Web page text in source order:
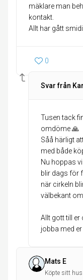
mäklare man
kontakt.
Allt har gått
0
Svar från
Tusen tack
omdöme 🙏
Såå härligt
med både
Nu hoppas
blir dags för
när cirkeln
välbekant
Allt gott till
jobba med
Mats E
Köpte sitt hus